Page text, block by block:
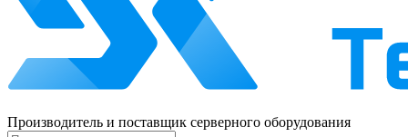
Производитель и поставщик серверного оборудования